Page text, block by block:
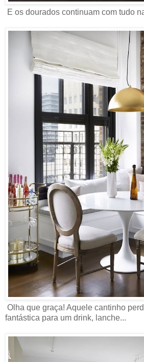
E os dourados continuam com tudo
Olha que graça! Aquele cantinho
fantástica para um drink, lanche...